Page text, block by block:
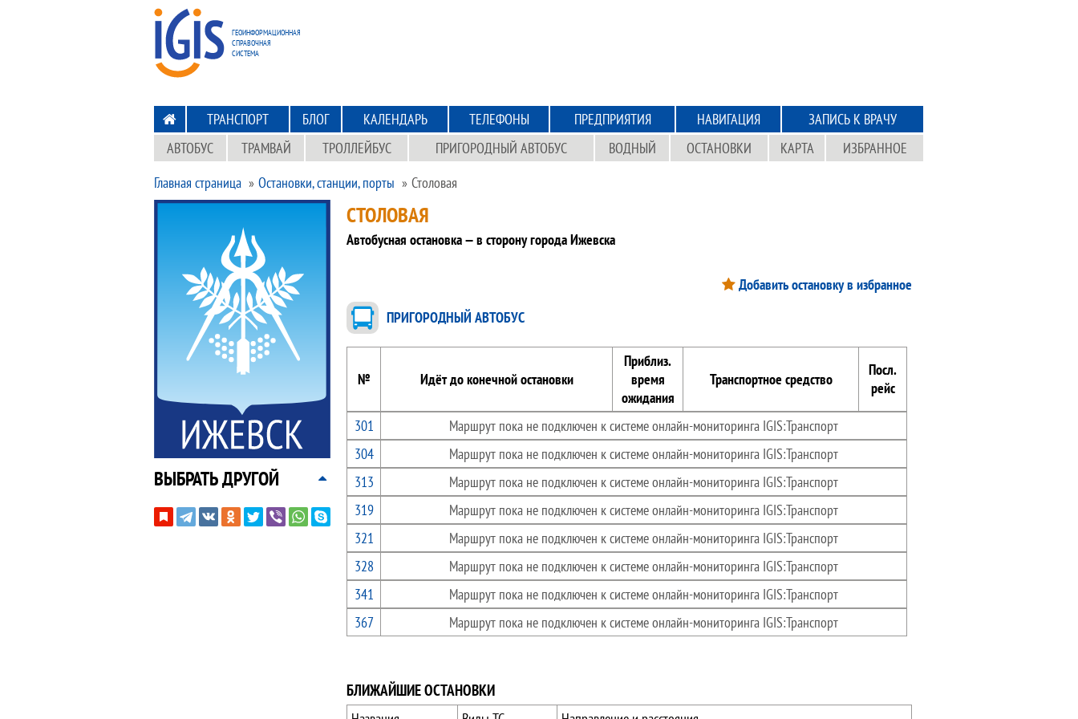
ГЕОИНФОРМАЦИОННАЯ
СПРАВОЧНАЯ
СИСТЕМА
НА ГЛАВНУЮ
ТРАНСПОРТ БЛОГ КАЛЕНДАРЬ ТЕЛЕФОНЫ ПРЕДПРИЯТИЯ НАВИГАЦИЯ
ЗАПИСЬ К ВРАЧУ
АВТОБУС
ТРАМВАЙ ТРОЛЛЕЙБУС ПРИГОРОДНЫЙ АВТОБУС ВОДНЫЙ ОСТАНОВКИ КАРТА
ИЗБРАННОЕ
Главная страница
Остановки, станции, порты Столовая
СТОЛОВАЯ
Автобусная остановка — в сторону города Ижевска
Добавить остановку в избранное
ПРИГОРОДНЫЙ АВТОБУС
№ Идёт до конечной остановки
Приблиз.
время
ожидания
Транспортное средство
Посл.
рейс
301
Маршрут пока не подключен к системе онлайн-мониторинга IGIS:Транспорт
304
Маршрут пока не подключен к системе онлайн-мониторинга IGIS:Транспорт
313
Маршрут пока не подключен к системе онлайн-мониторинга IGIS:Транспорт
319
Маршрут пока не подключен к системе онлайн-мониторинга IGIS:Транспорт
321
Маршрут пока не подключен к системе онлайн-мониторинга IGIS:Транспорт
328
Маршрут пока не подключен к системе онлайн-мониторинга IGIS:Транспорт
341
Маршрут пока не подключен к системе онлайн-мониторинга IGIS:Транспорт
367
Маршрут пока не подключен к системе онлайн-мониторинга IGIS:Транспорт
БЛИЖАЙШИЕ ОСТАНОВКИ
ВЫБРАТЬ ДРУГОЙ